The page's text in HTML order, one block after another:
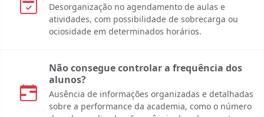
Desorganização no agendamento de aulas e
atividades, com possibilidade de sobrecarga ou
ociosidade em determinados horários.
Não consegue controlar a frequência dos
alunos?
Ausência de informações organizadas e detalhadas
sobre a performance da academia, como o número